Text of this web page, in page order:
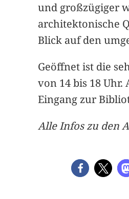
und großzügiger
architektonische
Blick auf den
Geöffnet ist die
von 14 bis 18
Eingang zur
Alle Infos zu den